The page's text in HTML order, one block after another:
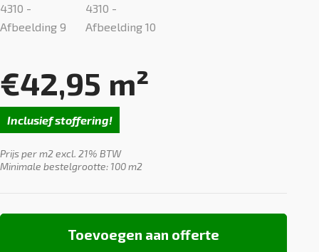
€42,95 m²
Inclusief stoffering!
Prijs per m2 excl. 21% BTW
Minimale bestelgrootte: 100 m2
Toevoegen aan offerte